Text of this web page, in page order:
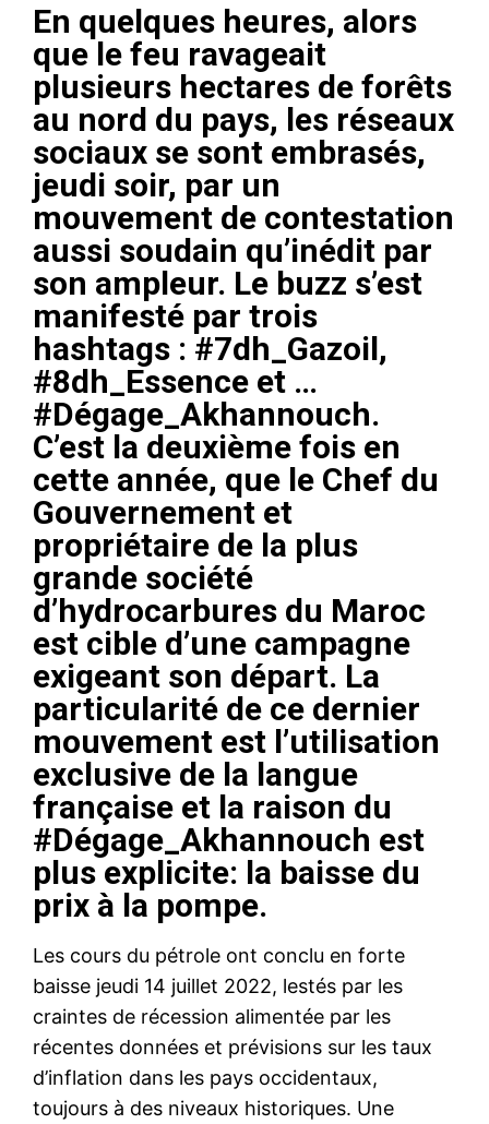
En quelques heures, alors
que le feu ravageait
plusieurs hectares de forêts
au nord du pays, les réseaux
sociaux se sont embrasés,
jeudi soir, par un
mouvement de contestation
aussi soudain qu’inédit par
son ampleur. Le buzz s’est
manifesté par trois
hashtags : #7dh_Gazoil,
#8dh_Essence et …
#Dégage_Akhannouch.
C’est la deuxième fois en
cette année, que le Chef du
Gouvernement et
propriétaire de la plus
grande société
d’hydrocarbures du Maroc
est cible d’une campagne
exigeant son départ. La
particularité de ce dernier
mouvement est l’utilisation
exclusive de la langue
française et la raison du
#Dégage_Akhannouch est
plus explicite: la baisse du
prix à la pompe.
Les cours du pétrole ont conclu en forte
baisse jeudi 14 juillet 2022, lestés par les
craintes de récession alimentée par les
récentes données et prévisions sur les taux
d’inflation dans les pays occidentaux,
toujours à des niveaux historiques. Une